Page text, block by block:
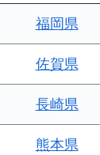
福岡県
佐賀県
長崎県
熊本県